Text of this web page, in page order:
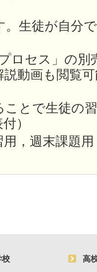
。生徒が自分
ロセス」の別
説動画も閲覧
ことで生徒の
）
，週末課題
校 高